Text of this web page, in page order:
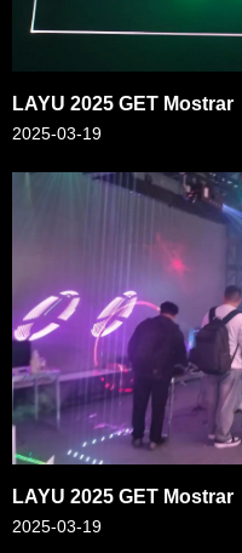
LAYU 2025 GET Mostrar
2025-03-19
LAYU 2025 GET Mostrar
2025-03-19